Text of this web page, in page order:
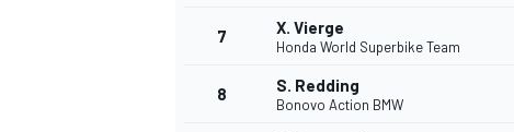
7 X. Vierge
Honda World Superbike Team
8 S. Redding
Bonovo Action BMW